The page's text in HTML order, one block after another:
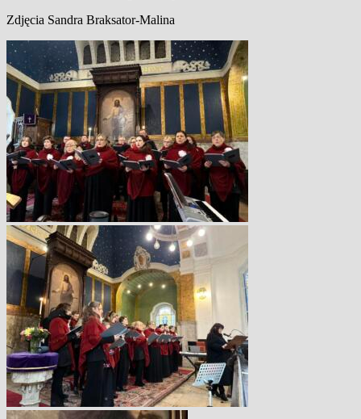
Zdjęcia Sandra Braksator-Malina